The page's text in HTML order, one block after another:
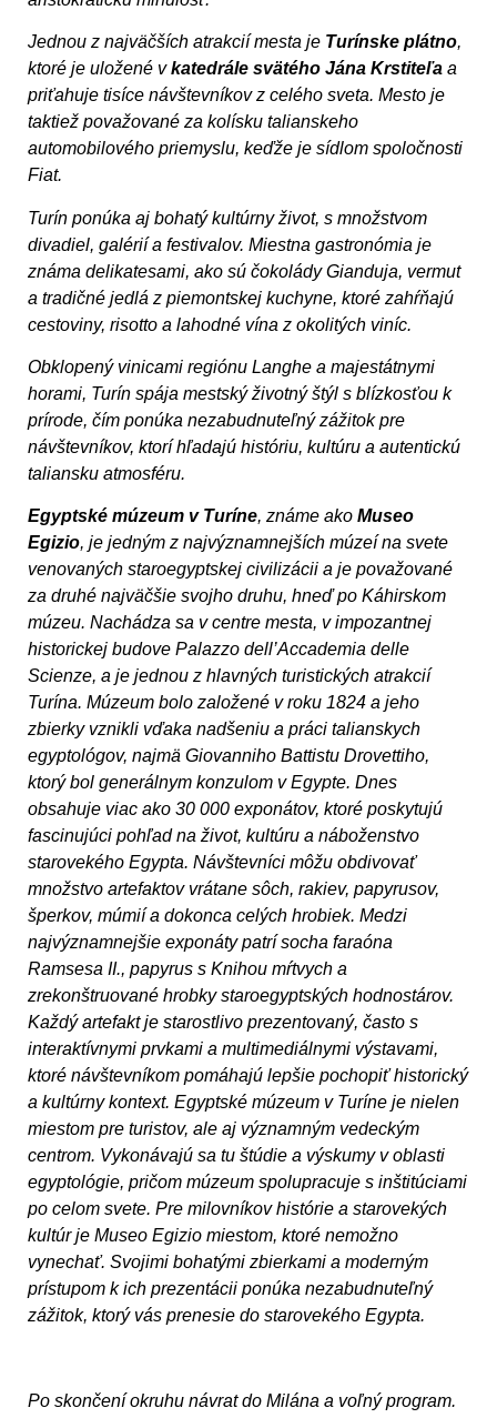
Jednou z najväčších atrakcií mesta je Turínske plátno,
ktoré je uložené vkatedrále svätého Jána Krstiteľa a
priťahuje tisíce návštevníkov z celého sveta. Mesto je
taktiež považované za kolísku talianskeho
automobilového priemyslu, keďže je sídlom spoločnosti
Fiat.
Turín ponúka aj bohatý kultúrny život, s množstvom
divadiel, galérií a festivalov. Miestna gastronómia je
známa delikatesami, ako sú čokolády Gianduja, vermut
a tradičné jedlá z piemontskej kuchyne, ktoré zahŕňajú
cestoviny, risotto a lahodné vína z okolitých viníc.
Obklopený vinicami regiónu Langhe a majestátnymi
horami, Turín spája mestský životný štýl s blízkosťou k
prírode, čím ponúka nezabudnuteľný zážitok pre
návštevníkov, ktorí hľadajú históriu, kultúru a autentickú
taliansku atmosféru.
Egyptské múzeum v Turíne, známe ako Museo
Egizio, je jedným z najvýznamnejších múzeí na svete
venovaných staroegyptskej civilizácii a je považované
za druhé najväčšie svojho druhu, hneď po Káhirskom
múzeu. Nachádza sa v centre mesta, v impozantnej
historickej budove Palazzo dell’Accademia delle
Scienze, a je jednou z hlavných turistických atrakcií
Turína. Múzeum bolo založené v roku 1824 a jeho
zbierky vznikli vďaka nadšeniu a práci talianskych
egyptológov, najmä Giovanniho Battistu Drovettiho,
ktorý bol generálnym konzulom v Egypte. Dnes
obsahuje viac ako 30 000 exponátov, ktoré poskytujú
fascinujúci pohľad na život, kultúru a náboženstvo
starovekého Egypta. Návštevníci môžu obdivovať
množstvo artefaktov vrátane sôch, rakiev, papyrusov,
šperkov, múmií a dokonca celých hrobiek. Medzi
najvýznamnejšie exponáty patrí socha faraóna
Ramsesa II., papyrus s Knihou mŕtvych a
zrekonštruované hrobky staroegyptských hodnostárov.
Každý artefakt je starostlivo prezentovaný, často s
interaktívnymi prvkami a multimediálnymi výstavami,
ktoré návštevníkom pomáhajú lepšie pochopiť historický
a kultúrny kontext. Egyptské múzeum v Turíne je nielen
miestom pre turistov, ale aj významným vedeckým
centrom. Vykonávajú sa tu štúdie a výskumy v oblasti
egyptológie, pričom múzeum spolupracuje s inštitúciami
po celom svete. Pre milovníkov histórie a starovekých
kultúr je Museo Egizio miestom, ktoré nemožno
vynechať. Svojimi bohatými zbierkami a moderným
prístupom k ich prezentácii ponúka nezabudnuteľný
zážitok, ktorý vás prenesie do starovekého Egypta.
Po skončení okruhu návrat do Milána a voľný program.